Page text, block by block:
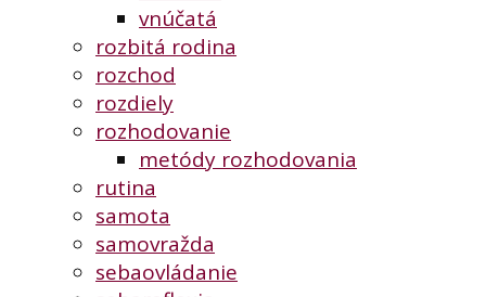
vnúčatá
rozbitá rodina
rozchod
rozdiely
rozhodovanie
metódy rozhodovania
rutina
samota
samovražda
sebaovládanie